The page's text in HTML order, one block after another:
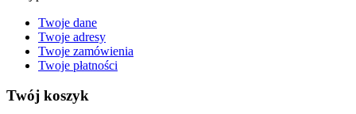
Twoje dane
Twoje adresy
Twoje zamówienia
Twoje płatności
Twój koszyk